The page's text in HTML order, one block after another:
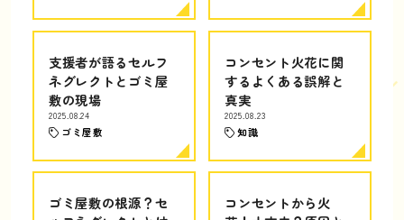
支援者が語るセルフ
ネグレクトとゴミ屋
敷の現場
2025.08.24
ゴミ屋敷
コンセント火花に関
するよくある誤解と
真実
2025.08.23
知識
ゴミ屋敷の根源？セ
コンセントから火